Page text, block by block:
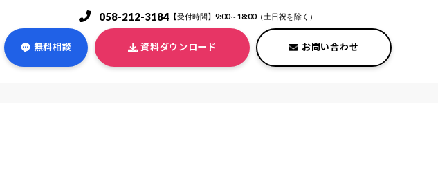
058-212-3184 【受付時間】9:00～18:00（土日祝を除く）
無料相談 資料ダウンロード お問い合わせ